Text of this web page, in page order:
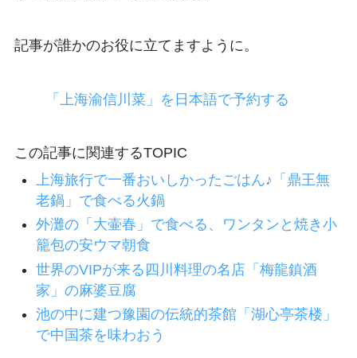
記事が誰かのお役に立てますように。
「上海渝信川菜」を日本語で予約する
この記事に関連するTOPIC
上海旅行で一番おいしかったごはん♪「鼎王無
老鍋」で食べる火鍋
外灘の「大壷春」で食べる、ワンタンと焼き小
籠包の安ウマ朝食
世界のVIPが来る四川料理の名店「梅龍鎮酒
家」の麻婆豆腐
池の中に建つ豫園の伝統的茶館「湖心亭茶楼」
で中国茶を味わおう